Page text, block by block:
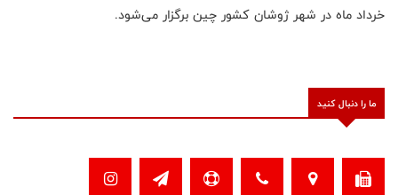
خرداد ماه در شهر ژوشان کشور چین برگزار می‌شود.
ما را دنبال کنید